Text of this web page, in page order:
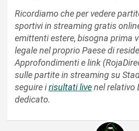
Ricordiamo che per vedere
sportivi in streaming gratis
emittenti estere, bisogna prima
legale nel proprio Paese di
Approfondimenti e link
sulle partite in streaming su
seguire irisultati livenel relativo
dedicato.